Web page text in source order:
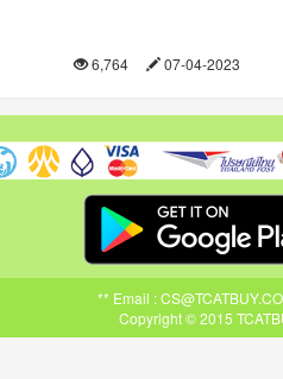
6,764 07-04-2023
** Email :
Copyright © 2015